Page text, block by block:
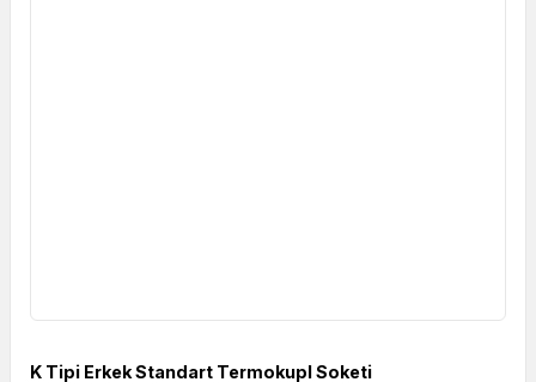
K Tipi Erkek Standart Termokupl Soketi